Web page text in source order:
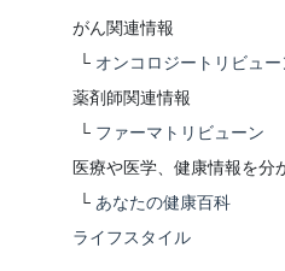
がん関連情報
└ オンコロジートリビュー
薬剤師関連情報
└ ファーマトリビューン
医療や医学、健康情報を分
└ あなたの健康百科
ライフスタイル